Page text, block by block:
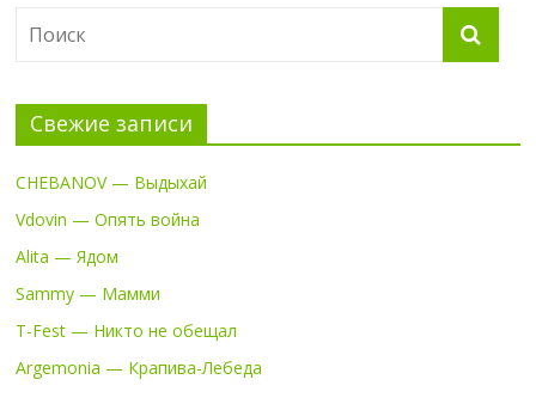
Свежие записи
CHEBANOV — Выдыхай
Vdovin — Опять война
Alita — Ядом
Sammy — Мамми
T-Fest — Никто не обещал
Argemonia — Крапива-Лебеда